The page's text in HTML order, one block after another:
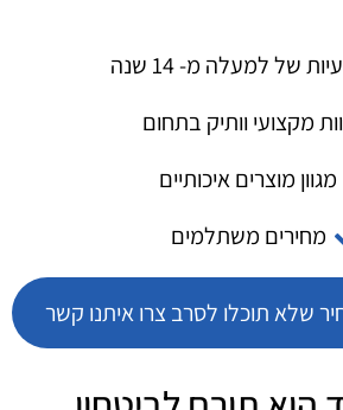
של למעלה מ- 14 שנה
מקצועי וותיק בתחום
מגוון מוצרים איכותיים
מחירים משתלמים
שלא תוכלו לסרב צרו איתנו קשר